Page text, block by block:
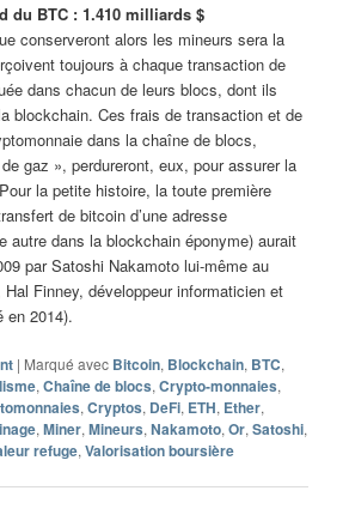
du BTC : 1.410 milliards $
conserveront alors les mineurs sera la
toujours à chaque transaction de
dans chacun de leurs blocs, dont ils
blockchain. Ces frais de transaction et de
dans la chaîne de blocs,
gaz », perdureront, eux, pour assurer la
la petite histoire, la toute première
de bitcoin d’une adresse
autre dans la blockchain éponyme) aurait
par Satoshi Nakamoto lui-même au
Hal Finney, développeur informaticien et
en 2014).
| Marqué avec Bitcoin, Blockchain, BTC,
,Chaîne de blocs,Crypto-monnaies,
,Cryptos, DeFi, ETH, Ether,
,Miner,Mineurs,Nakamoto,Or,Satoshi,
refuge,Valorisation boursière